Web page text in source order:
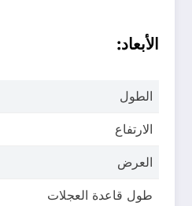
الأبعاد:
الطول
الارتفاع
العرض
طول قاعدة العجلات